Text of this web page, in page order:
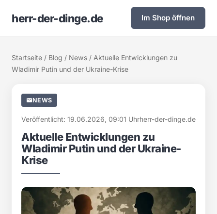
herr-der-dinge.de Im Shop öffnen
Startseite / Blog / News / Aktuelle Entwicklungen zu
Wladimir Putin und der Ukraine-Krise
NEWS
Veröffentlicht: 19.06.2026, 09:01 Uhrherr-der-dinge.de
Aktuelle Entwicklungen zu
Wladimir Putin und der Ukraine-
Krise